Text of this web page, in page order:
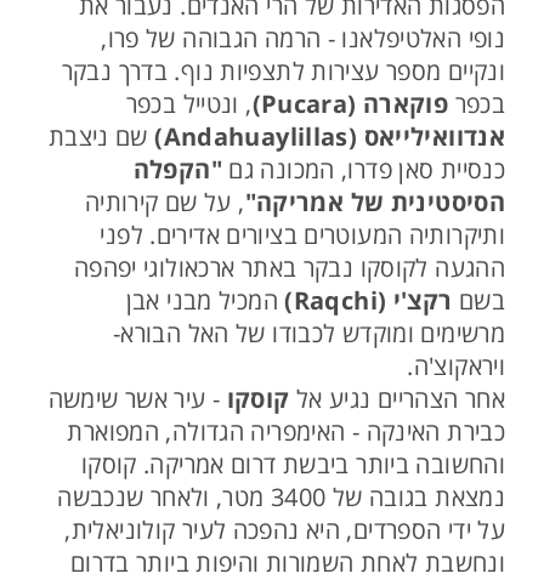
נופי האלטיפלאנו - הרמה הגבוהה של פרו,
ונקיים מספר עצירות לתצפיות נוף. בדרך נבקר
בכפר פוקארה (Pucara)
, ונטייל בכפר
אנדוואילייאס (Andahuaylillas)
שם ניצבת
כנסיית סאן פדרו, המכונה גם "הקפלה
הסיסטינית של אמריקה", על שם קירותיה
ותיקרותיה המעוטרים בציורים אדירים. לפני
ההגעה לקוסקו נבקר באתר ארכאולוגי יפהפה
בשם רקצ'י (Raqchi)
המכיל מבני אבן
מרשימים ומוקדש לכבודו של האל הבורא-
ויראקוצ'ה.
אחר הצהריים נגיע אל קוסקו - עיר אשר שימשה
כבירת האינקה - האימפריה הגדולה, המפוארת
והחשובה ביותר ביבשת דרום אמריקה. קוסקו
נמצאת בגובה של 3400 מטר, ולאחר שנכבשה
על ידי הספרדים, היא נהפכה לעיר קולוניאלית,
ונחשבת לאחת השמורות והיפות ביותר בדרום